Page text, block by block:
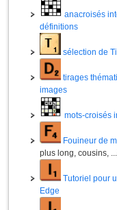
anacroisés
définitions
sélection de
tirages
images
mots-croisés
Fouineur de
plus long, cousins,
Tutoriel pour
Edge